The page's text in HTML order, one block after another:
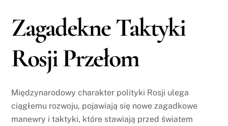
Zagadekne Taktyki
Rosji Przełom
Międzynarodowy charakter polityki Rosji ulega
ciągłemu rozwoju, pojawiają się nowe zagadkowe
manewry i taktyki, które stawiają przed światem